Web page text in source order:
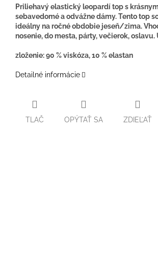
Priliehavý elastický leopardí top s
sebavedomé a odvážne dámy. Tento top
ideálny na ročné obdobie jeseň/zima.
nosenie, do mesta, párty, večierok,
zloženie: 90 % viskóza, 10 % elastan
Detailné informácie
TLAČ OPÝTAŤ SA ZDIEĽAŤ